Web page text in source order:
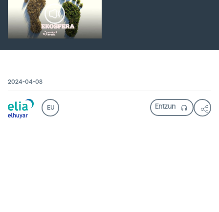
2024-04-08
EU